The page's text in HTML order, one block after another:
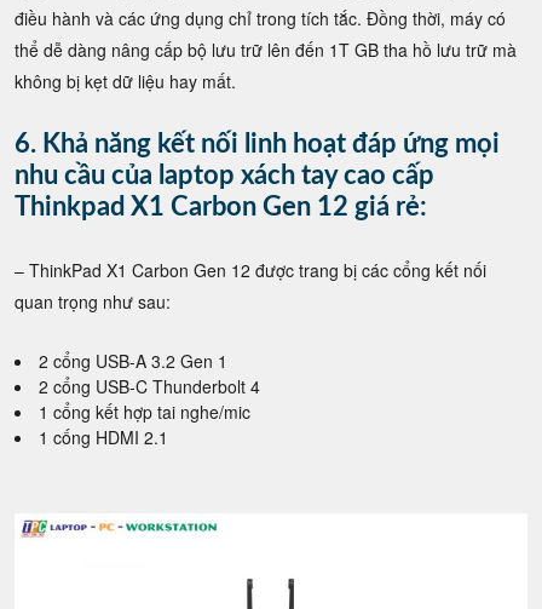
điều hành và các ứng dụng chỉ trong tích tắc. Đồng thời, máy có
thể dễ dàng nâng cấp bộ lưu trữ lên đến 1T GB tha hồ lưu trữ mà
không bị kẹt dữ liệu hay mất.
6. Khả năng kết nối linh hoạt đáp ứng mọi
nhu cầu của laptop xách tay cao cấp
Thinkpad X1 Carbon Gen 12 giá rẻ:
– ThinkPad X1 Carbon Gen 12 được trang bị các cổng kết nối
quan trọng như sau:
2 cổng USB-A 3.2 Gen 1
2 cổng USB-C Thunderbolt 4
1 cổng kết hợp tai nghe/mic
1 cống HDMI 2.1